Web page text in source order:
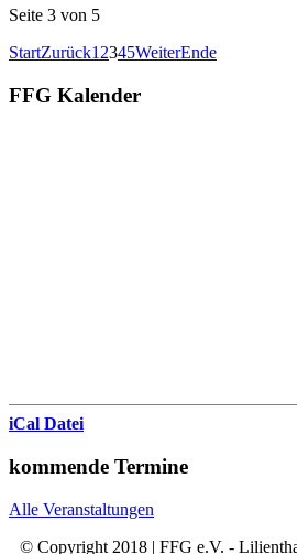
Seite 3 von 5
StartZurück1 2345WeiterEnde
FFG Kalender
iCal Datei
kommende Termine
Alle Veranstaltungen
© Copyright 2018 | FFG e.V. -